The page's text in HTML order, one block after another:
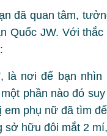
đã quan tâm,
Quốc JW. Với
là nơi để bạn
phần nào đó
phụ nữ đã tìm
sở hữu đôi mắt 2